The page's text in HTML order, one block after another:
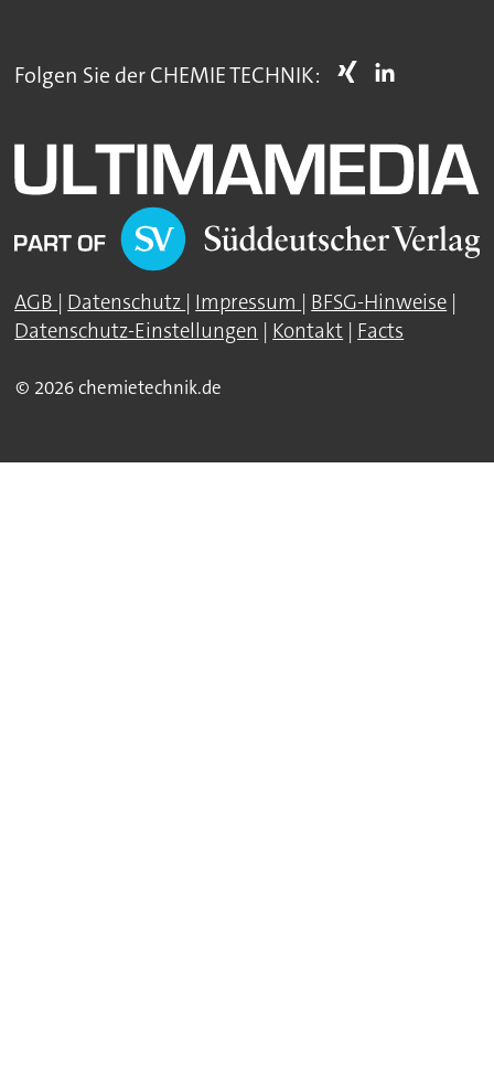
Folgen Sie der CHEMIE TECHNIK:
AGB | Datenschutz | Impressum | BFSG-Hinweise |
Datenschutz-Einstellungen | Kontakt | Facts
© 2026 chemietechnik.de